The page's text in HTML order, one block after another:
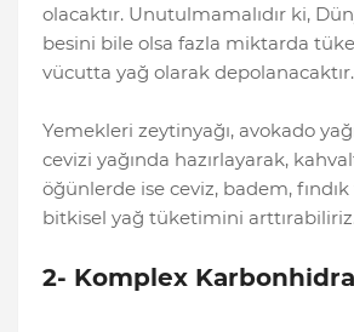
olacaktır. Unutulmamalıdır ki,
besini bile olsa fazla miktarda
vücutta yağ olarak depolanacaktır.
Yemekleri zeytinyağı, avokado
cevizi yağında hazırlayarak,
öğünlerde ise ceviz, badem,
bitkisel yağ tüketimini
2- Komplex